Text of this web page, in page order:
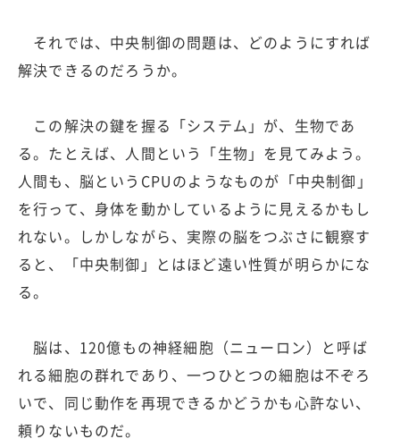
それでは、中央制御の問題は、どのようにすれば
解決できるのだろうか。
この解決の鍵を握る「システム」が、生物であ
る。たとえば、人間という「生物」を見てみよう。
人間も、脳というCPUのようなものが「中央制御」
を行って、身体を動かしているように見えるかもし
れない。しかしながら、実際の脳をつぶさに観察す
ると、「中央制御」とはほど遠い性質が明らかにな
る。
脳は、120億もの神経細胞（ニューロン）と呼ば
れる細胞の群れであり、一つひとつの細胞は不ぞろ
いで、同じ動作を再現できるかどうかも心許ない、
頼りないものだ。